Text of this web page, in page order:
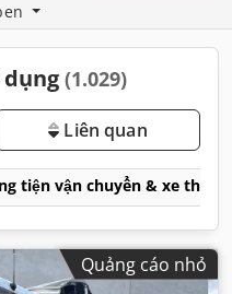
(1.029)
Liên quan
tiện vận chuyển & xe
Quảng cáo nhỏ